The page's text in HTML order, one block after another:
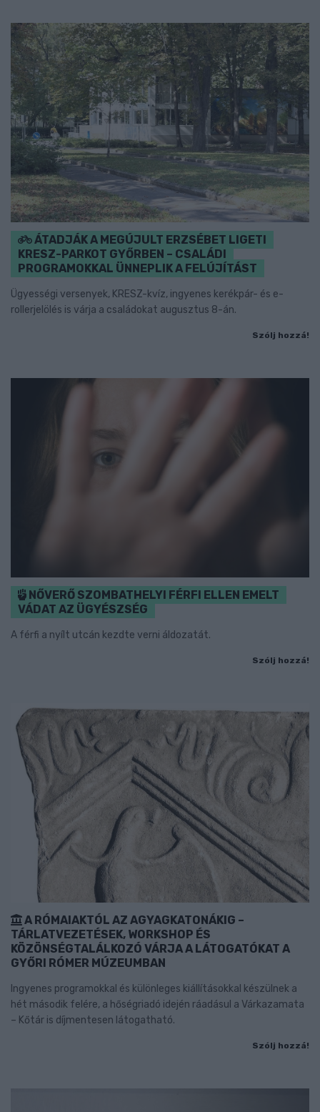
ÁTADJÁK A MEGÚJULT ERZSÉBET LIGETI
KRESZ-PARKOT GYŐRBEN – CSALÁDI
PROGRAMOKKAL ÜNNEPLIK A FELÚJÍTÁST
Ügyességi versenyek, KRESZ-kvíz, ingyenes kerékpár- és e-
rollerjelölés is várja a családokat augusztus 8-án.
Szólj hozzá!
NŐVERŐ SZOMBATHELYI FÉRFI ELLEN EMELT
VÁDAT AZ ÜGYÉSZSÉG
A férfi a nyílt utcán kezdte verni áldozatát.
Szólj hozzá!
A RÓMAIAKTÓL AZ AGYAGKATONÁKIG –
TÁRLATVEZETÉSEK, WORKSHOP ÉS
KÖZÖNSÉGTALÁLKOZÓ VÁRJA A LÁTOGATÓKAT A
GYŐRI RÓMER MÚZEUMBAN
Ingyenes programokkal és különleges kiállításokkal készülnek a
hét második felére, a hőségriadó idején ráadásul a Várkazamata
– Kőtár is díjmentesen látogatható.
Szólj hozzá!